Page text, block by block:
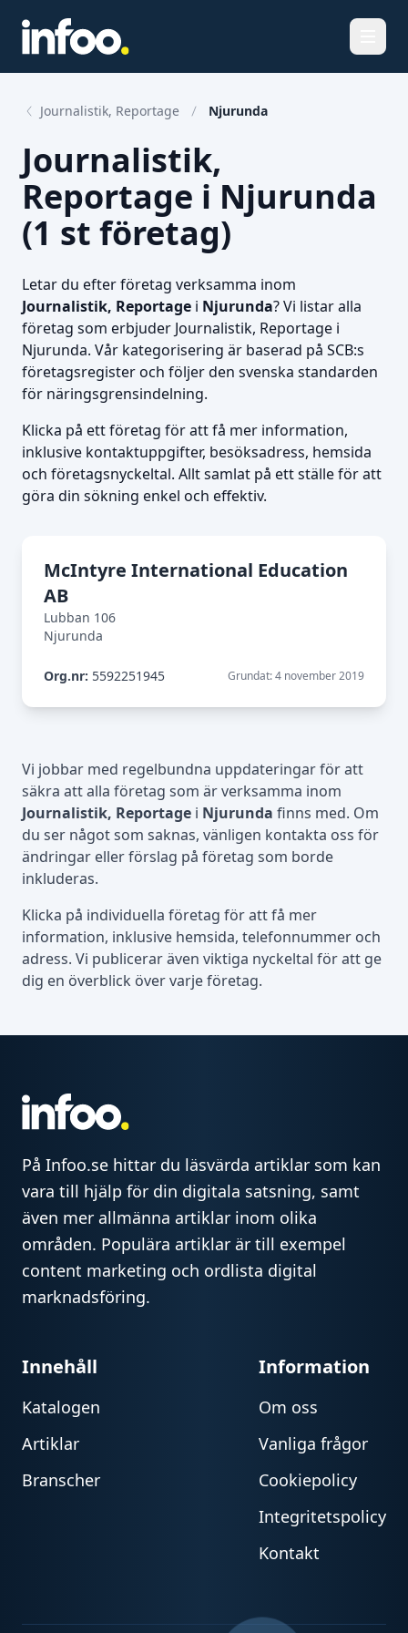
Journalistik, Reportage Njurunda
Journalistik,
Reportage i Njurunda
(1 st företag)
Letar du efter företag verksamma inom
Journalistik, Reportage i Njurunda? Vi listar alla
företag som erbjuder Journalistik, Reportage i
Njurunda. Vår kategorisering är baserad på SCB:s
företagsregister och följer den svenska standarden
för näringsgrensindelning.
Klicka på ett företag för att få mer information,
inklusive kontaktuppgifter, besöksadress, hemsida
och företagsnyckeltal. Allt samlat på ett ställe för att
göra din sökning enkel och effektiv.
McIntyre International Education
AB
Lubban 106
Njurunda
Org.nr: 5592251945 Grundat: 4 november 2019
Vi jobbar med regelbundna uppdateringar för att
säkra att alla företag som är verksamma inom
Journalistik, Reportage i Njurunda finns med. Om
du ser något som saknas, vänligen kontakta oss för
ändringar eller förslag på företag som borde
inkluderas.
Klicka på individuella företag för att få mer
information, inklusive hemsida, telefonnummer och
adress. Vi publicerar även viktiga nyckeltal för att ge
dig en överblick över varje företag.
På Infoo.se hittar du läsvärda artiklar som kan
vara till hjälp för din digitala satsning, samt
även mer allmänna artiklar inom olika
områden. Populära artiklar är till exempel
content marketing och ordlista digital
marknadsföring.
Innehåll
Katalogen
Artiklar
Branscher
Information
Om oss
Vanliga frågor
Cookiepolicy
Integritetspolicy
Kontakt